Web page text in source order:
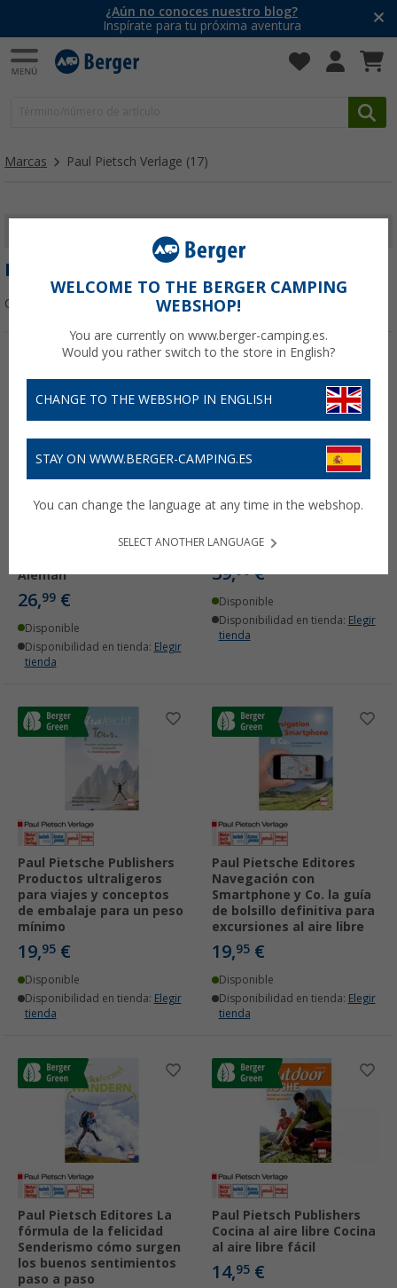
¿Aún no conoces nuestro blog?
Inspírate para tu próxima aventura
Marcas Paul Pietsch Verlage (17)
PAUL PIETSCH VERLAGE
Ordenar:
Viaja sin más Aventuras y
niños Viajar durante el
Alemán
26,99 €
Disponible
Disponibilidad en tienda: Elegir
tienda
Reservar autocaravana
39, €
Disponible
Disponibilidad en tienda: Elegir
tienda
Paul Pietsche Publishers
Productos ultraligeros
para viajes y conceptos
de embalaje para un peso
mínimo
19,95 €
Disponible
Disponibilidad en tienda: Elegir
tienda
Paul Pietsche Editores
Navegación con
Smartphone y Co. la guía
de bolsillo definitiva para
excursiones al aire libre
19,95 €
Disponible
Disponibilidad en tienda: Elegir
tienda
Paul Pietsch Editores La
fórmula de la felicidad
Senderismo cómo surgen
los buenos sentimientos
paso a paso
Paul Pietsch Publishers
Cocina al aire libre Cocina
al aire libre fácil
14,95 €
WELCOME TO THE BERGER CAMPING
WEBSHOP!
You are currently on www.berger-camping.es.
Would you rather switch to the store in English?
CHANGE TO THE WEBSHOP IN ENGLISH
STAY ON WWW.BERGER-CAMPING.ES
You can change the language at any time in the webshop.
SELECT ANOTHER LANGUAGE